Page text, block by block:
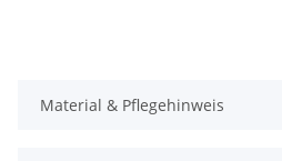
Material & Pflegehinweis